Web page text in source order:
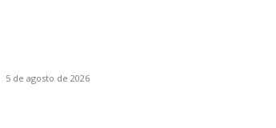
5 de agosto de 2026